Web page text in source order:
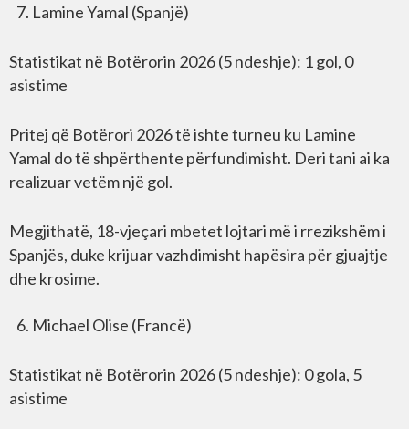
Lamine Yamal (Spanjë)
Statistikat në Botërorin 2026 (5 ndeshje): 1 gol, 0
asistime
Pritej që Botërori 2026 të ishte turneu ku Lamine
Yamal do të shpërthente përfundimisht. Deri tani ai ka
realizuar vetëm një gol.
Megjithatë, 18-vjeçari mbetet lojtari më i rrezikshëm i
Spanjës, duke krijuar vazhdimisht hapësira për gjuajtje
dhe krosime.
Michael Olise (Francë)
Statistikat në Botërorin 2026 (5 ndeshje): 0 gola, 5
asistime